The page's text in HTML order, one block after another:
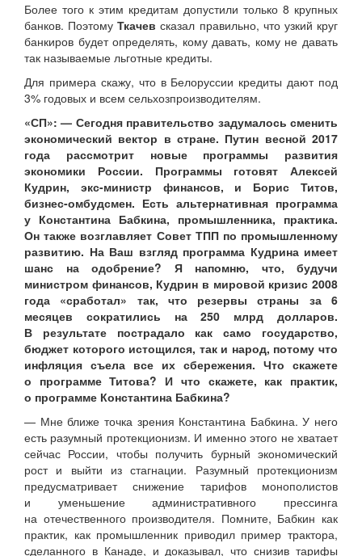
Более того к этим кредитам допустили только 8 крупных
банков. ПоэтомуТкачев сказал правильно, что узкий круг
банкиров будет определять, кому давать, кому не давать
так называемые льготные кредиты.
Для примера скажу, что в Белоруссии кредиты дают под
3% годовых и всем сельхозпроизводителям.
«СП»: — Сегодня правительство задумалось сменить
экономический вектор в стране. Путин весной 2017
года рассмотрит новые программы развития
экономики России. Программы готовят Алексей
Кудрин, экс-министр финансов, и Борис Титов,
бизнес-омбудсмен. Есть альтернативная программа
у Константина Бабкина, промышленника, практика.
Он также возглавляет Совет ТПП по промышленному
развитию. На Ваш взгляд программа Кудрина имеет
шанс на одобрение? Я напомню, что, будучи
министром финансов, Кудрин в мировой кризис 2008
года «сработал» так, что резервы страны за 6
месяцев сократились на 250 млрд долларов.
В результате пострадало как само государство,
бюджет которого истощился, так и народ, потому что
инфляция съела все их сбережения. Что скажете
о программе Титова? И что скажете, как практик,
о программе Константина Бабкина?
— Мне ближе точка зрения Константина Бабкина. У него
есть разумный протекционизм. И именно этого не хватает
сейчас России, чтобы получить бурный экономический
рост и выйти из стагнации. Разумный протекционизм
предусматривает снижение тарифов монополистов
и уменьшение административного прессинга
на отечественного производителя. Помните, Бабкин как
практик, как промышленник приводил пример трактора,
сделанного в Канаде, и доказывал, что снизив тарифы